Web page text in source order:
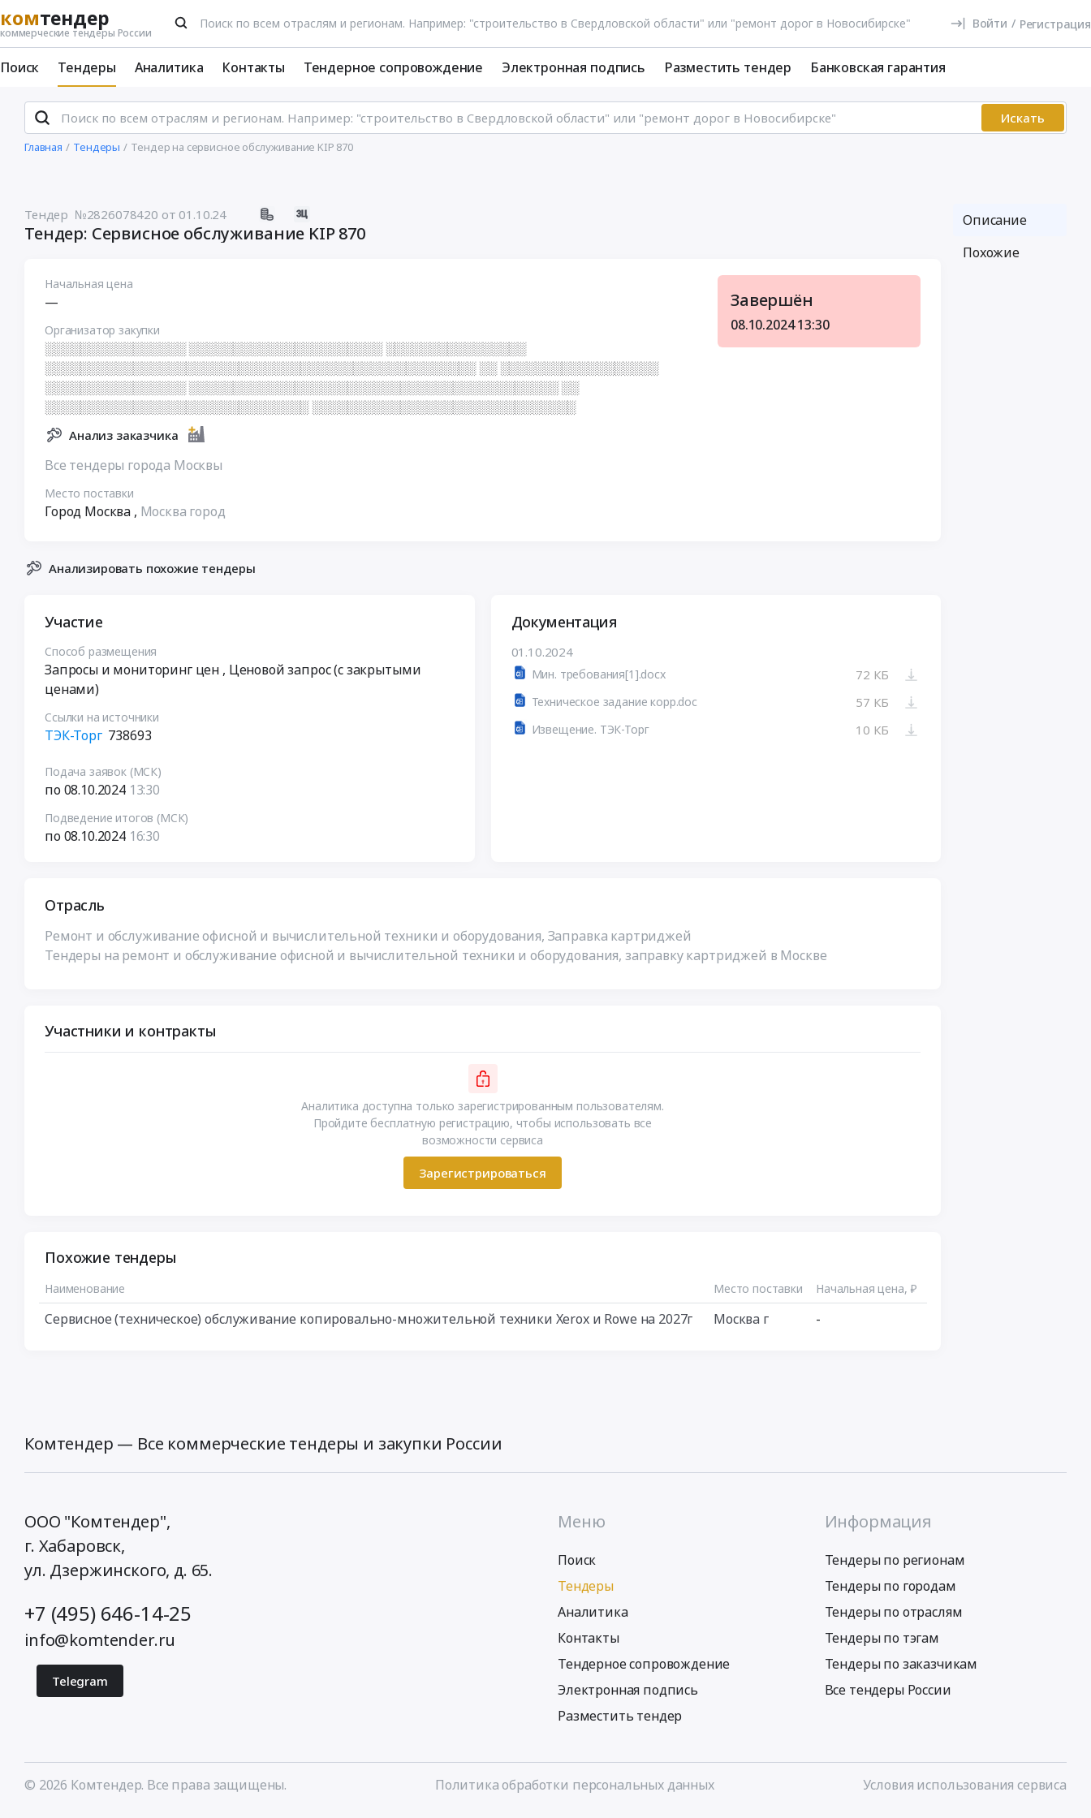
комтендер
коммерческие тендеры России
Войти / Регистрация
Поиск Тендеры Аналитика Контакты Тендерное сопровождение Электронная подпись Разместить тендер Банковская гарантия
Искать
Главная Тендеры Тендер на сервисное обслуживание KIP 870
Тендер №2826078420 от 01.10.24
Тендер: Сервисное обслуживание KIP 870
Начальная цена
—
Организатор закупки
░░░░░░░░░░░░░░░░ ░░░░░░░░░░░░░░░░░░░░░░ ░░░░░░░░░░░░░░░░
░░░░░░░░░░░░░░░░░░░░░░░░░░░░░░░░░░░░░░░░░░░░░░░░░ ░░ ░░░░░░░░░░░░░░░░░░
░░░░░░░░░░░░░░░░ ░░░░░░░░░░░░░░░░░░░░░░░░░░░░░░░░░░░░░░░░░░ ░░
░░░░░░░░░░░░░░░░░░░░░░░░░░░░░░ ░░░░░░░░░░░░░░░░░░░░░░░░░░░░░░
Анализ заказчика
Все тендеры города Москвы
Место поставки
Город Москва , Москва город
Завершён
08.10.2024 13:30
Анализировать похожие тендеры
Участие
Способ размещения
Запросы и мониторинг цен , Ценовой запрос (с закрытыми
ценами)
Ссылки на источники
ТЭК-Торг 738693
Подача заявок (МСК)
по 08.10.2024 13:30
Подведение итогов (МСК)
по 08.10.2024 16:30
Документация
01.10.2024
Мин. требования[1].docx 72 КБ
Техническое задание корр.doc 57 КБ
Извещение. ТЭК-Торг 10 КБ
Отрасль
Ремонт и обслуживание офисной и вычислительной техники и оборудования, Заправка картриджей
Тендеры на ремонт и обслуживание офисной и вычислительной техники и оборудования, заправку картриджей в Москве
Участники и контракты
Аналитика доступна только зарегистрированным пользователям.
Пройдите бесплатную регистрацию, чтобы использовать все
возможности сервиса
Зарегистрироваться
Похожие тендеры
Наименование Место поставки Начальная цена, ₽
Сервисное (техническое) обслуживание копировально-множительной техники Xerox и Rowe на 2027г Москва г -
Описание
Похожие
Комтендер — Все коммерческие тендеры и закупки России
ООО "Комтендер",
г. Хабаровск,
ул. Дзержинского, д. 65.
+7 (495) 646-14-25
info@komtender.ru
Telegram
Меню
Поиск
Тендеры
Аналитика
Контакты
Тендерное сопровождение
Электронная подпись
Разместить тендер
Информация
Тендеры по регионам
Тендеры по городам
Тендеры по отраслям
Тендеры по тэгам
Тендеры по заказчикам
Все тендеры России
© 2026 Комтендер. Все права защищены. Политика обработки персональных данных Условия использования сервиса